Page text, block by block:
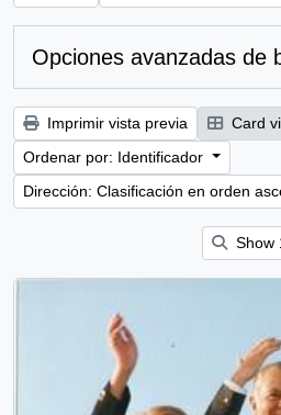
Opciones avanzadas de
Imprimir vista previa Card
Ordenar por: Identificador
Dirección: Clasificación en orden
Show